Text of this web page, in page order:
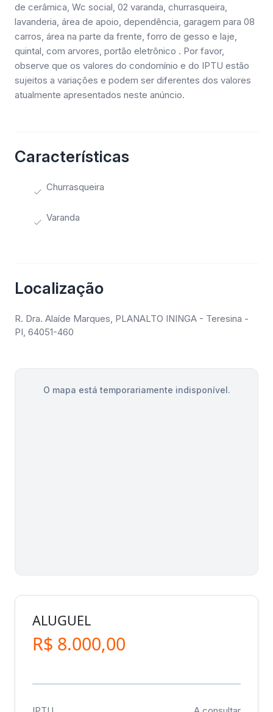
de cerâmica, Wc social, 02 varanda, churrasqueira,
lavanderia, área de apoio, dependência, garagem para 08
carros, área na parte da frente, forro de gesso e laje,
quintal, com arvores, portão eletrônico . Por favor,
observe que os valores do condomínio e do IPTU estão
sujeitos a variações e podem ser diferentes dos valores
atualmente apresentados neste anúncio.
Características
Churrasqueira
Varanda
Localização
R. Dra. Alaíde Marques, PLANALTO ININGA - Teresina -
PI, 64051-460
O mapa está temporariamente indisponível.
ALUGUEL
R$ 8.000,00